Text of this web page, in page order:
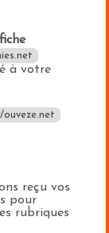
fiche
à votre
reçu vos
pour
rubriques